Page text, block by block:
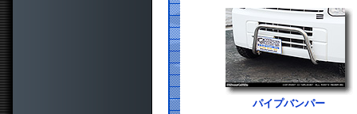
パイプバンパー